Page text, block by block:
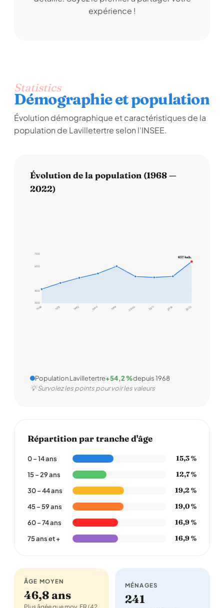
expérience !
Statistics
Démographie et population
Évolution démographique et caractéristiques de la
population de Lavilletertre selon l'INSEE.
Évolution de la population (1968 —
2022)
300
400
600
700
1968 1975 1982 1990 1999 2006 2011 2016 2022
637 hab.
Population Lavilletertre+54,2 %depuis 1968
💡 Survolez les points pour voir les valeurs
Répartition par tranche d'âge
0 – 14 ans 15,3 %
15 – 29 ans 12,7 %
30 – 44 ans 19,2 %
45 – 59 ans 19,0 %
60 – 74 ans 16,9 %
75 ans et + 16,9 %
ÂGE MOYEN
46,8 ans
MÉNAGES
241